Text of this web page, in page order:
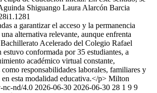
Shiguango Laura Alarcón Barcia
a garantizar el acceso y la permanencia
alternativa relevante, aunque enfrenta
Acelerado del Colegio Rafael
conformada por 35 estudiantes, a
académico virtual constante,
responsabilidades laborales, familiares y
esta modalidad educativa.</p> Milton
nc-nd/4.0 2026-06-30 2026-06-30 28 1 9 9